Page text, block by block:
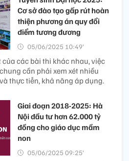
Cơ sở đào tạo gấp rút hoàn
thiện phương án quy đổi
điểm tương đương
05/06/2025 10:49’
của các bài thi khác nhau, việc
cần phải xem xét nhiều
thực tiễn, khả năng áp dụng.
Giai đoạn 2018-2025: Hà
Nội đầu tư hơn 62.000 tỷ
đồng cho giáo dục mầm
non
05/06/2025 09:25’